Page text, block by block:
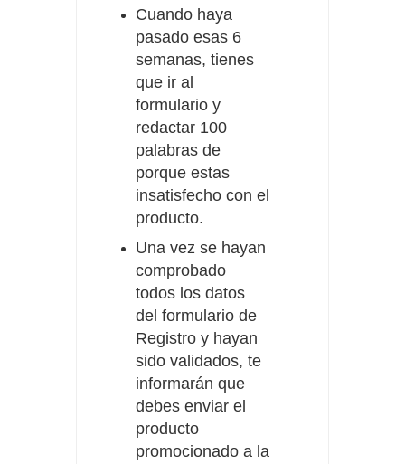
Cuando haya
pasado esas 6
semanas, tienes
que ir al
formulario y
redactar 100
palabras de
porque estas
insatisfecho con el
producto.
Una vez se hayan
comprobado
todos los datos
del formulario de
Registro y hayan
sido validados, te
informarán que
debes enviar el
producto
promocionado a la